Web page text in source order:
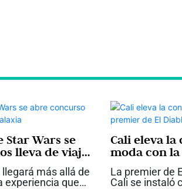
Star Wars se
lleva de viaje
más allá de
experiencia que
Cali eleva
moda con
Viste a la
La premier de
Cali se instaló